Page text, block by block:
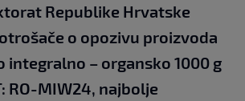
Republike Hrvatske
o opozivu proizvoda
integralno – organsko 1000 g
RO-MIW24, najbolje